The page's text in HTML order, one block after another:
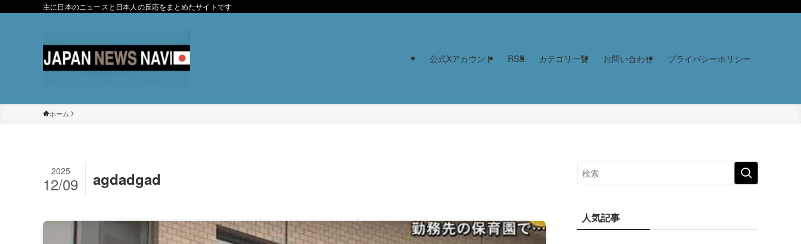
主に日本のニュースと日本人の反応をまとめたサイトです
公式Xアカウント RSS カテゴリ一覧 お問い合わせ プライバシーポリシー
ホーム
agdadgad
2025
12/09
人気記事